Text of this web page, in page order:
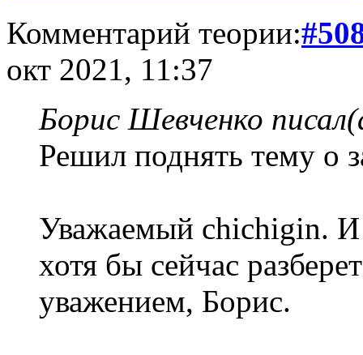
Комментарий теории:
окт 2021, 11:37
Борис Шевченко
Решил поднять тему о
Уважаемый chichigin. И
хотя бы сейчас
уважением, Борис.